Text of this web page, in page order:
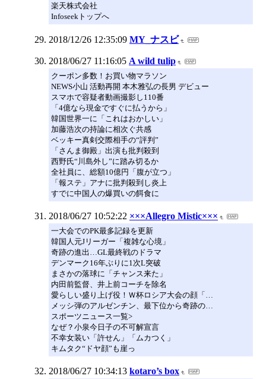
楽天株式会社
Infoseekトップへ
2018/12/26 12:35:09 MY_ナスビ
2018/06/27 11:16:05 A wild tulip
クーポン多数！お買い物マラソン
NEWS小山 活動再開 本木雅弘の長男 デビュー
スマホで容疑者動画撮影し110番
「4億なら現金ですぐに払うから」
韓国世界一に「これはおかしい」
加藤浩次の持論に相次ぐ共感
ベッキー真剣交際相手の“評判”
「さんま御殿」出演も批判殺到
西野氏“川島外し”に踏み切るか
全社員に、総額10億円「腹が立つ」
「報ステ」アナに批判殺到し炎上
すでに中国人の爆買いの餌食に
2018/06/27 10:52:22 ×××Allegro Mistic×××
一大会でのPK最多記録を更新
韓国人元Jリーガー「複雑な心境」
奇跡の進出…GL最終戦のドラマ
デンマーク16年ぶりに1次L突破
まさかの落球に「チャンス来た」
内田前監督、井上前コーチを除名
愛らしい盛り上げ役！Ｗ杯ロシア大会の顔「…
メッシ弾のアルゼンチン、最下位から奇跡の…
スポーツニュース一覧>
なぜ？小泉今日子の不可解宣言
不幸女装い「許せん」「ムカつく」
キムタク“ドヤ顔”も崖っ
2018/06/27 10:34:13 kotaro’s box